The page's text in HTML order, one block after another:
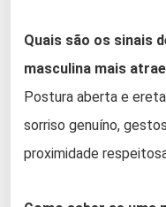
Quais são os sinais
masculina mais
Postura aberta e
sorriso genuíno,
proximidade